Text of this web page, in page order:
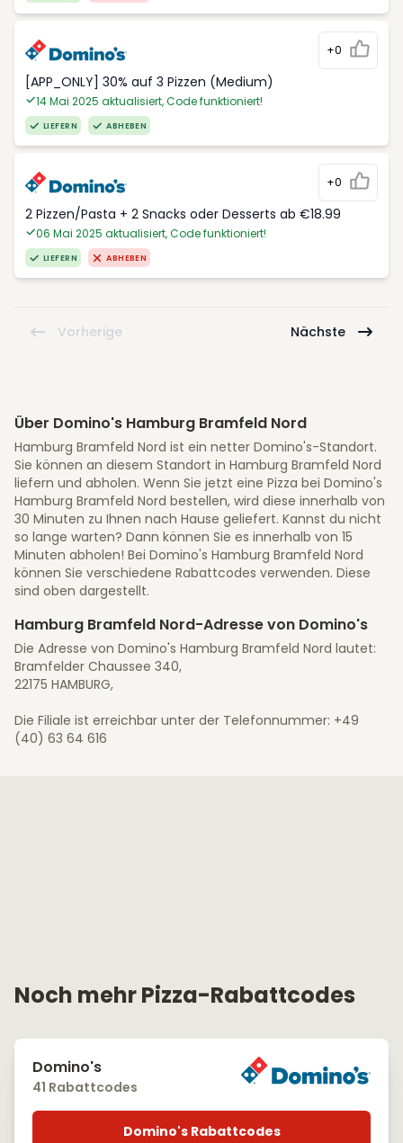
+0
[APP_ONLY] 30% auf 3 Pizzen (Medium)
14 Mai 2025 aktualisiert, Code funktioniert!
LIEFERN ABHEBEN
+0
2 Pizzen/Pasta + 2 Snacks oder Desserts ab €18.99
06 Mai 2025 aktualisiert, Code funktioniert!
LIEFERN ABHEBEN
Vorherige Nächste
Über Domino's Hamburg Bramfeld Nord
Hamburg Bramfeld Nord ist ein netter Domino's-Standort.
Sie können an diesem Standort in Hamburg Bramfeld Nord
liefern und abholen. Wenn Sie jetzt eine Pizza bei Domino's
Hamburg Bramfeld Nord bestellen, wird diese innerhalb von
30 Minuten zu Ihnen nach Hause geliefert. Kannst du nicht
so lange warten? Dann können Sie es innerhalb von 15
Minuten abholen! Bei Domino's Hamburg Bramfeld Nord
können Sie verschiedene Rabattcodes verwenden. Diese
sind oben dargestellt.
Hamburg Bramfeld Nord-Adresse von Domino's
Die Adresse von Domino's Hamburg Bramfeld Nord lautet:
Bramfelder Chaussee 340,
22175 HAMBURG,
Die Filiale ist erreichbar unter der Telefonnummer: +49
(40) 63 64 616
Noch mehr Pizza-Rabattcodes
Domino's
41 Rabattcodes
Domino's Rabattcodes